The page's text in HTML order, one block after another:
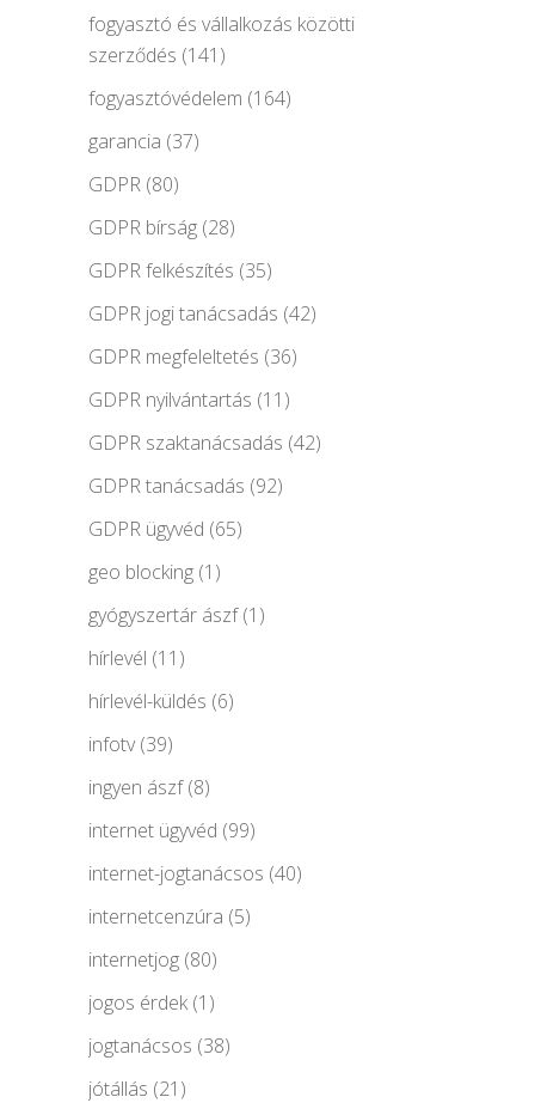
fogyasztó és vállalkozás közötti
szerződés (141)
fogyasztóvédelem (164)
garancia (37)
GDPR (80)
GDPR bírság (28)
GDPR felkészítés (35)
GDPR jogi tanácsadás (42)
GDPR megfeleltetés (36)
GDPR nyilvántartás (11)
GDPR szaktanácsadás (42)
GDPR tanácsadás (92)
GDPR ügyvéd (65)
geo blocking (1)
gyógyszertár ászf(1)
hírlevél (11)
hírlevél-küldés (6)
infotv(39)
ingyen ászf(8)
internet ügyvéd (99)
internet-jogtanácsos (40)
internetcenzúra (5)
internetjog (80)
jogos érdek(1)
jogtanácsos (38)
jótállás (21)